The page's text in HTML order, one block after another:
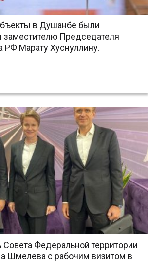
в Душанбе были
заместителю Председателя
РФ Марату Хуснуллину.
Федеральной территории
Шмелева с рабочим визитом в